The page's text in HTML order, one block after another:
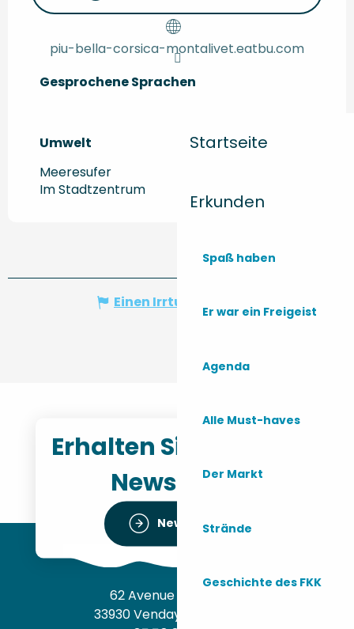
Startseite
Erkunden
Spaß haben
Er war ein Freigeist
Agenda
Alle Must-haves
Der Markt
Strände
Geschichte des FKK
piu-bella-corsica-montalivet.eatbu.com
Gesprochene Sprachen
Gesprochene Sprachen
Umwelt
Umwelt
Meeresufer
Im Stadtzentrum
Einen Irrtum angeben
Erhalten Sie unseren
Newsletter
Newsletter
62 Avenue de l’Océan
33930 Vendays-Montalivet